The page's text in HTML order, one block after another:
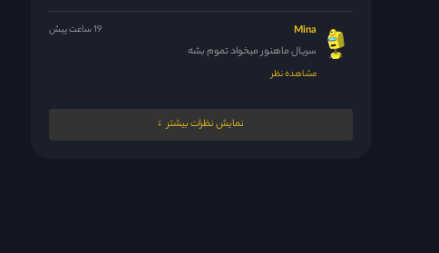
Mina 19 ساعت پیش
سریال ماهنور میخواد تموم بشه
مشاهده نظر
حداقل سریال راجا لندن رو بذارید خیلی تو پاکستان سرو صدا کرده...
نمایش نظرات بیشتر